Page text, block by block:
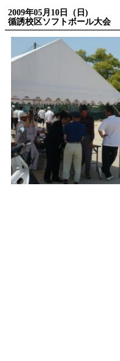
2009年05月10日（日)
循誘校区ソフトボール大会